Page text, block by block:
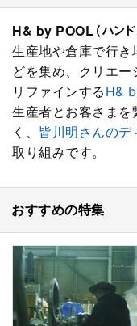
H& by POOL（ハンド
生産地や倉庫で行き
どを集め、クリエ
リファインする H&
生産者とお客さまを
く、 皆川明さんのデ
取り組みです。
おすすめの特集